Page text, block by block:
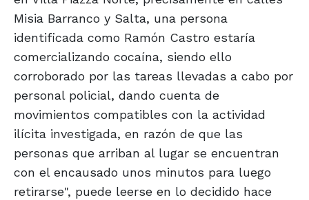
Misia Barranco y Salta, una persona
identificada como Ramón Castro estaría
comercializando cocaína, siendo ello
corroborado por las tareas llevadas a cabo por
personal policial, dando cuenta de
movimientos compatibles con la actividad
ilícita investigada, en razón de que las
personas que arriban al lugar se encuentran
con el encausado unos minutos para luego
retirarse", puede leerse en lo decidido hace